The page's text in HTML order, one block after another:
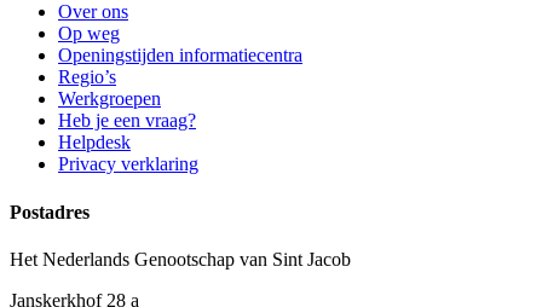
Over ons
Op weg
Openingstijden informatiecentra
Regio’s
Werkgroepen
Heb je een vraag?
Helpdesk
Privacy verklaring
Postadres
Het Nederlands Genootschap van Sint Jacob
Janskerkhof 28 a